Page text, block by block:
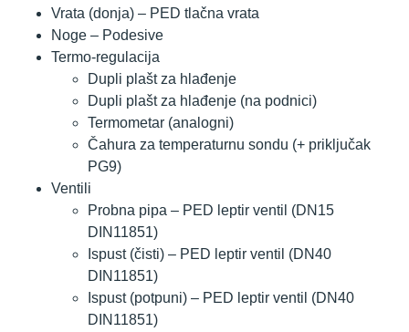
Vrata (donja) – PED tlačna vrata
Noge – Podesive
Termo-regulacija
Dupli plašt za hlađenje
Dupli plašt za hlađenje (na podnici)
Termometar (analogni)
Čahura za temperaturnu sondu (+ priključak
PG9)
Ventili
Probna pipa – PED leptir ventil (DN15
DIN11851)
Ispust (čisti) – PED leptir ventil (DN40
DIN11851)
Ispust (potpuni) – PED leptir ventil (DN40
DIN11851)